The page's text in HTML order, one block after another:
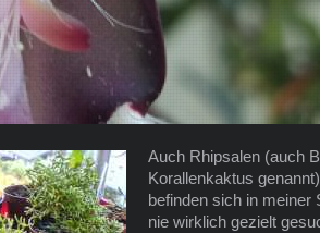
Auch Rhipsalen (auch
Korallenkaktus
befinden sich in meiner
nie wirklich gezielt